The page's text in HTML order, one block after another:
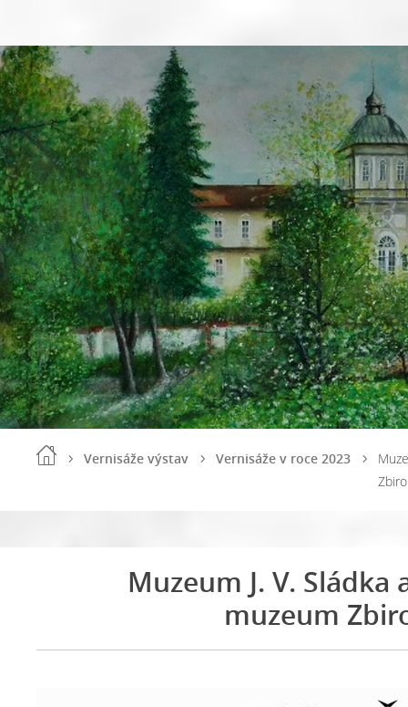
Vernisáže výstav Vernisáže v roce 2023
Muzeum J. V. Sládka
muzeum